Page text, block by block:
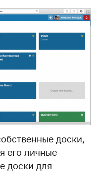
доски,
его личные
доски для